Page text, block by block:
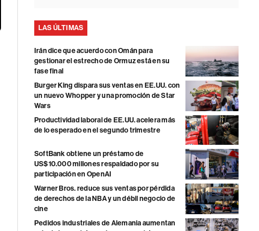
LAS ÚLTIMAS
Irán dice que acuerdo con Omán para
gestionar el estrecho de Ormuz está en su
fase final
Burger King dispara sus ventas en EE.UU. con
un nuevo Whopper y una promoción de Star
Wars
Productividad laboral de EE.UU. acelera más
de lo esperado en el segundo trimestre
SoftBank obtiene un préstamo de
US$10.000 millones respaldado por su
participación en OpenAI
Warner Bros. reduce sus ventas por pérdida
de derechos de la NBA y un débil negocio de
cine
Pedidos industriales de Alemania aumentan